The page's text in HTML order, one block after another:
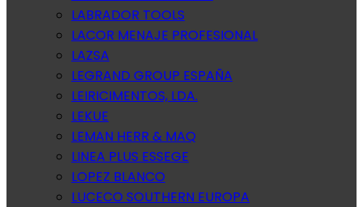
LABRADOR TOOLS
LACOR MENAJE PROFESIONAL
LAZSA
LEGRAND GROUP ESPAÑA
LEIRICIMENTOS, LDA.
LEKUE
LEMAN HERR & MAQ
LINEA PLUS ESSEGE
LOPEZ BLANCO
LUCECO SOUTHERN EUROPA